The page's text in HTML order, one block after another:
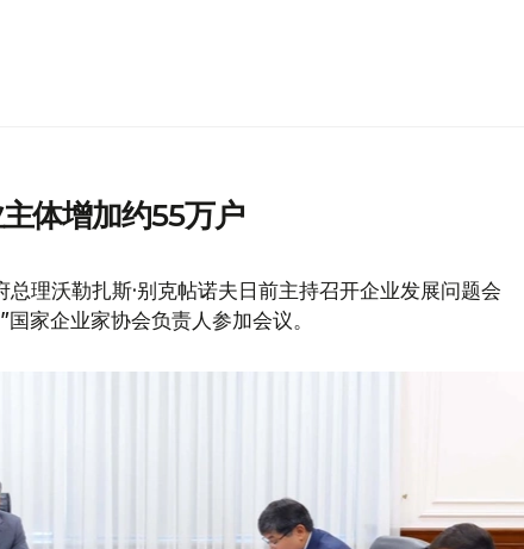
体增加约55万户
总理沃勒扎斯·别克帖诺夫日前主持召开企业发展问题会
家企业家协会负责人参加会议。